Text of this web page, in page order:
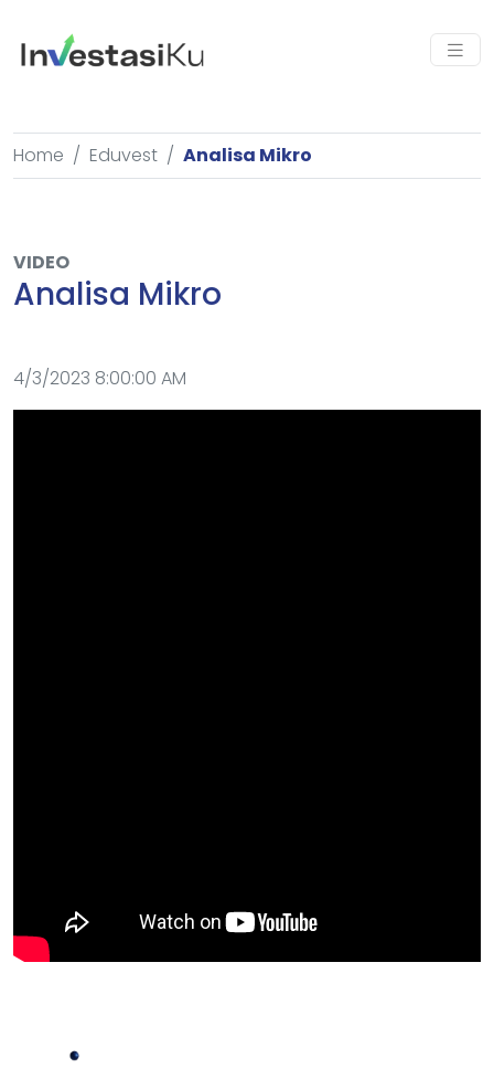
Home Eduvest Analisa Mikro
VIDEO
Analisa Mikro
4/3/2023 8:00:00 AM